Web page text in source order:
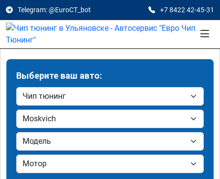
Telegram: @EuroCT_bot +7 8422 42-45-31
Выберите ваш авто: